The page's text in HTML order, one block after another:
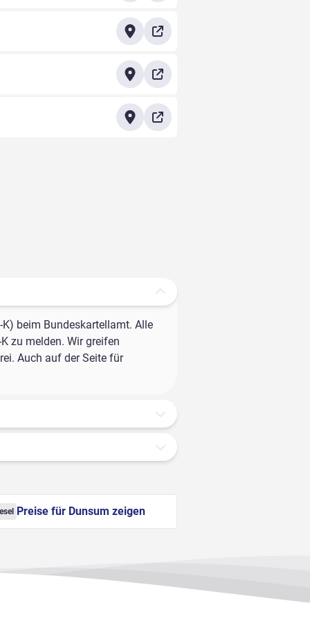
beim Bundeskartellamt. Alle
zu melden. Wir greifen
Auch auf der Seite für
Preise für Dunsum zeigen